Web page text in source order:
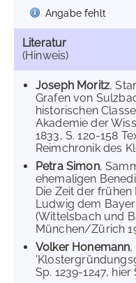
Angabe fehlt
Literatur
(Hinweis)
Joseph Moritz,
Grafen von
historischen
Akademie der
1833, S. 120-158
Reimchronik des
Petra Simon,
ehemaligen
Die Zeit der frühen
Ludwig dem
(Wittelsbach und
München/Zürich
Volker Honemann,
Sp. 1239-1247, hier